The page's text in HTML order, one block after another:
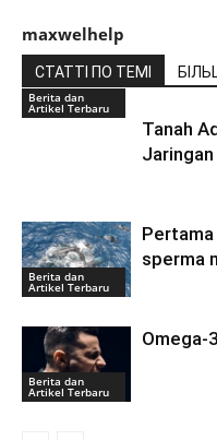
maxwelhelp
СТАТТІ ПО ТЕМІ
Berita dan
Artikel Terbaru
Tanah
Berita dan
Artikel Terbaru
sperma
Berita dan
Artikel Terbaru
Omega-